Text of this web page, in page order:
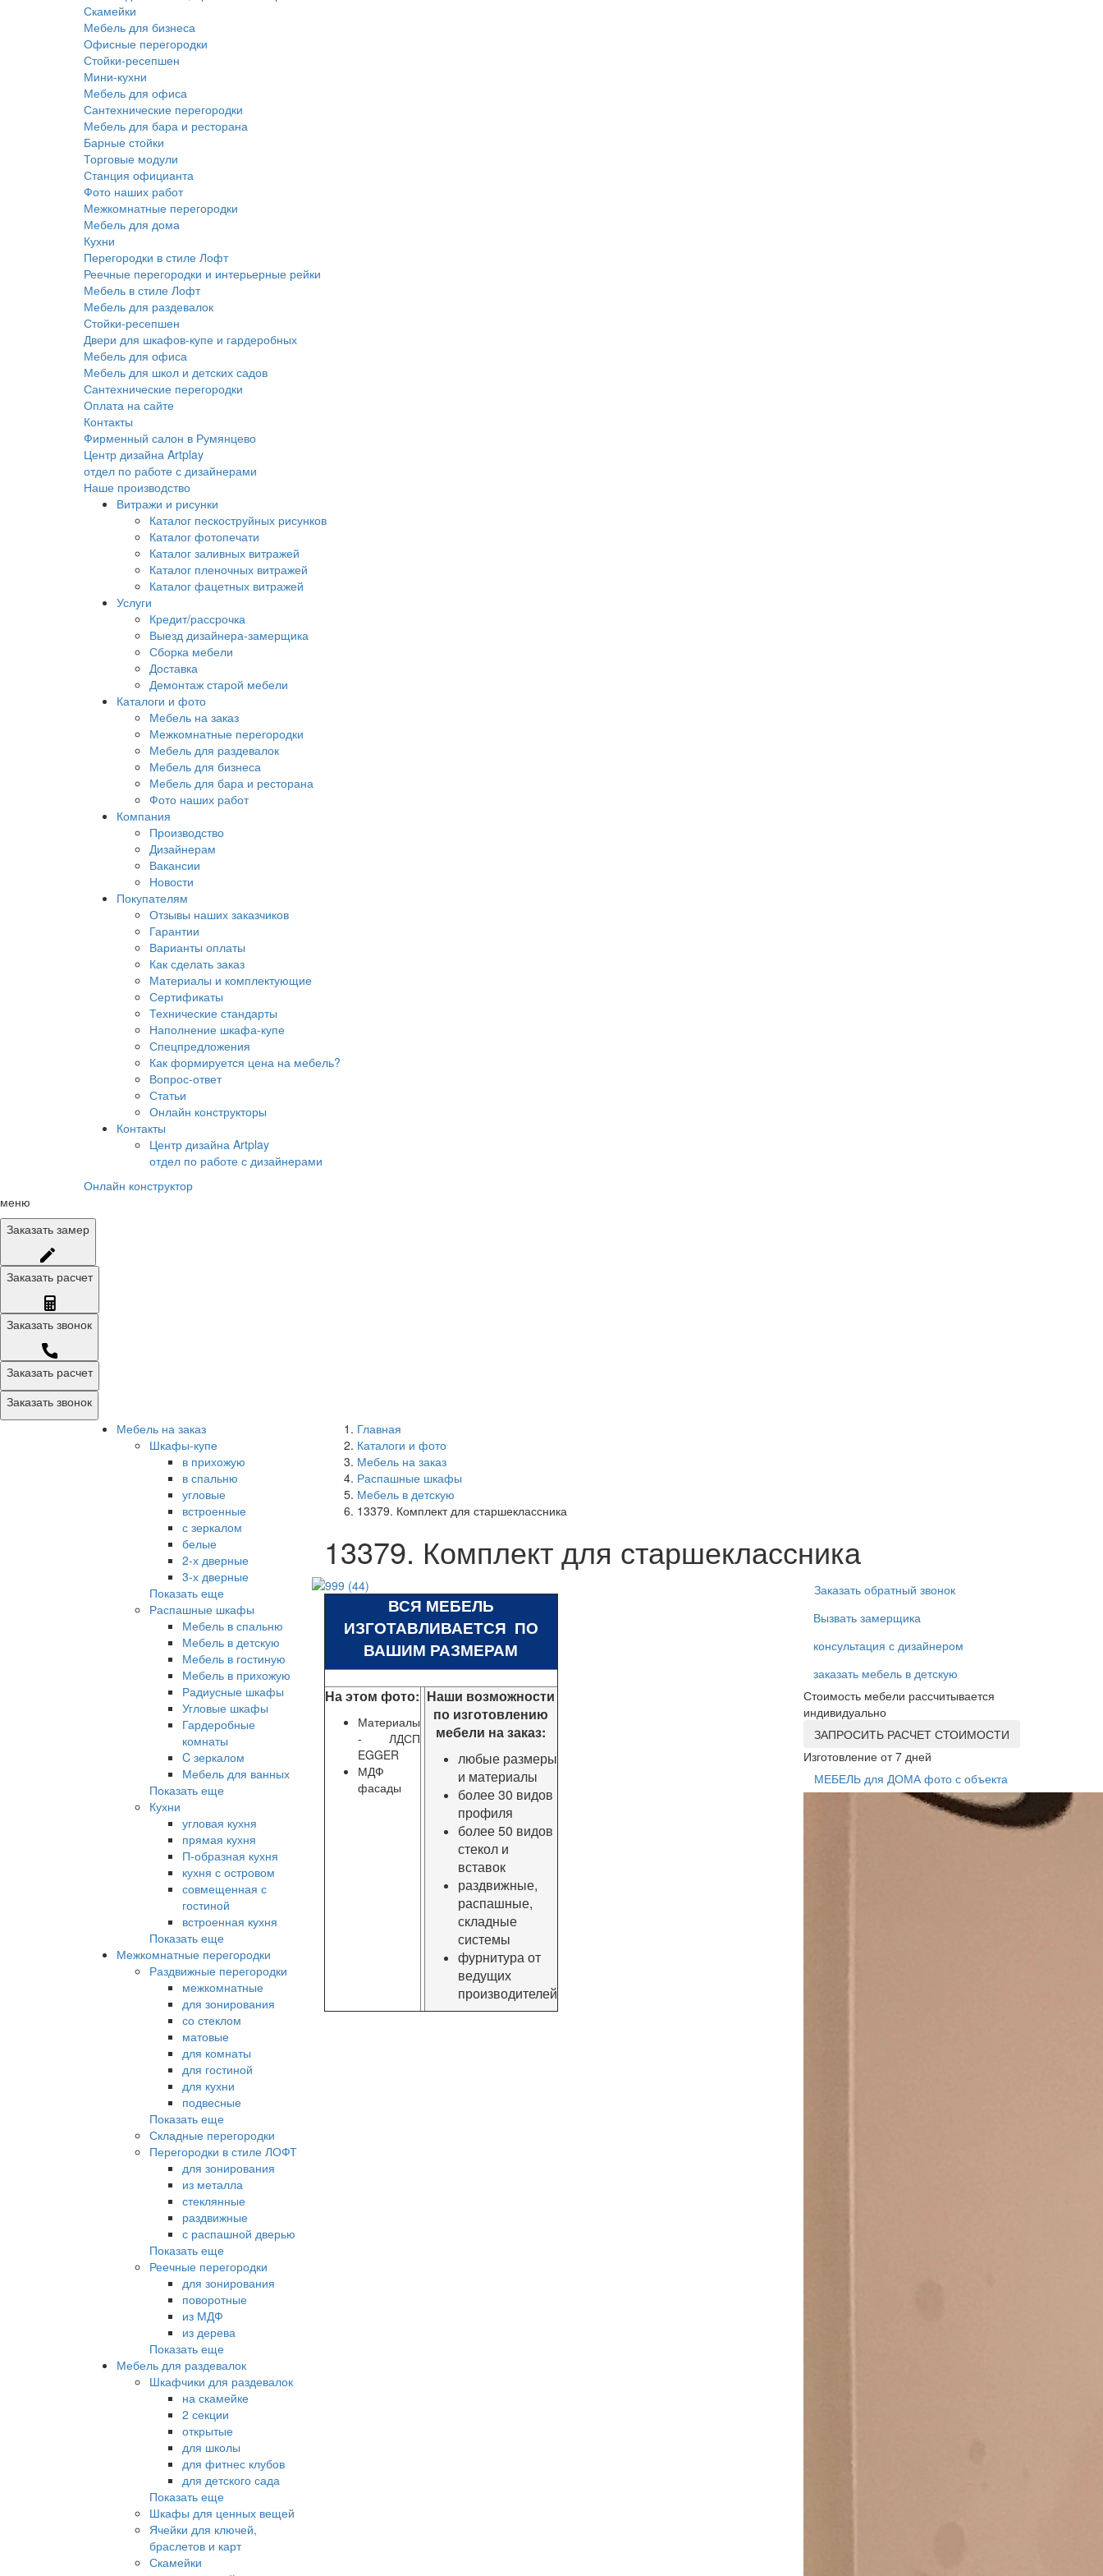
Скамейки
Мебель для бизнеса
Офисные перегородки
Стойки-ресепшен
Мини-кухни
Мебель для офиса
Сантехнические перегородки
Мебель для бара и ресторана
Барные стойки
Торговые модули
Станция официанта
Фото наших работ
Межкомнатные перегородки
Мебель для дома
Кухни
Перегородки в стиле Лофт
Реечные перегородки и интерьерные рейки
Мебель в стиле Лофт
Мебель для раздевалок
Стойки-ресепшен
Двери для шкафов-купе и гардеробных
Мебель для офиса
Мебель для школ и детских садов
Сантехнические перегородки
Оплата на сайте
Контакты
Фирменный салон в Румянцево
Центр дизайна Artplay
отдел по работе с дизайнерами
Наше производство
Витражи и рисунки
Каталог пескоструйных рисунков
Каталог фотопечати
Каталог заливных витражей
Каталог пленочных витражей
Каталог фацетных витражей
Услуги
Кредит/рассрочка
Выезд дизайнера-замерщика
Сборка мебели
Доставка
Демонтаж старой мебели
Каталоги и фото
Мебель на заказ
Межкомнатные перегородки
Мебель для раздевалок
Мебель для бизнеса
Мебель для бара и ресторана
Фото наших работ
Компания
Производство
Дизайнерам
Вакансии
Новости
Покупателям
Отзывы наших заказчиков
Гарантии
Варианты оплаты
Как сделать заказ
Материалы и комплектующие
Сертификаты
Технические стандарты
Наполнение шкафа-купе
Спецпредложения
Как формируется цена на мебель?
Вопрос-ответ
Статьи
Онлайн конструкторы
Контакты
Центр дизайна Artplay
отдел по работе с дизайнерами
Онлайн конструктор
меню
Заказать замер
Заказать расчет
Заказать звонок
Заказать расчет
Заказать звонок
Мебель на заказ
Шкафы-купе
в прихожую
в спальню
угловые
встроенные
с зеркалом
белые
2-х дверные
3-х дверные
Показать еще
Распашные шкафы
Мебель в спальню
Мебель в детскую
Мебель в гостиную
Мебель в прихожую
Радиусные шкафы
Угловые шкафы
Гардеробные
комнаты
C зеркалом
Мебель для ванных
Показать еще
Кухни
угловая кухня
прямая кухня
П-образная кухня
кухня с островом
совмещенная с
гостиной
встроенная кухня
Показать еще
Межкомнатные перегородки
Раздвижные перегородки
межкомнатные
для зонирования
со стеклом
матовые
для комнаты
для гостиной
для кухни
подвесные
Показать еще
Складные перегородки
Перегородки в стиле ЛОФТ
для зонирования
из металла
стеклянные
раздвижные
с распашной дверью
Показать еще
Реечные перегородки
для зонирования
поворотные
из МДФ
из дерева
Показать еще
Мебель для раздевалок
Шкафчики для раздевалок
на скамейке
2 секции
открытые
для школы
для фитнес клубов
для детского сада
Показать еще
Шкафы для ценных вещей
Ячейки для ключей,
браслетов и карт
Скамейки
Главная
Каталоги и фото
Мебель на заказ
Распашные шкафы
Мебель в детскую
13379. Комплект для старшеклассника
13379. Комплект для старшеклассника
ВСЯ МЕБЕЛЬ
ИЗГОТАВЛИВАЕТСЯ ПО
ВАШИМ РАЗМЕРАМ
На этом фото:
Материалы
- ЛДСП
EGGER
МДФ
фасады
Наши возможности
по изготовлению
мебели на заказ:
любые размеры
и материалы
более 30 видов
профиля
более 50 видов
стекол и
вставок
раздвижные,
распашные,
складные
системы
фурнитура от
ведущих
производителей
Заказать обратный звонок
Вызвать замерщика
консультация с дизайнером
заказать мебель в детскую
Стоимость мебели рассчитывается
индивидуально
ЗАПРОСИТЬ РАСЧЕТ СТОИМОСТИ
Изготовление от 7 дней
МЕБЕЛЬ для ДОМА фото с объекта